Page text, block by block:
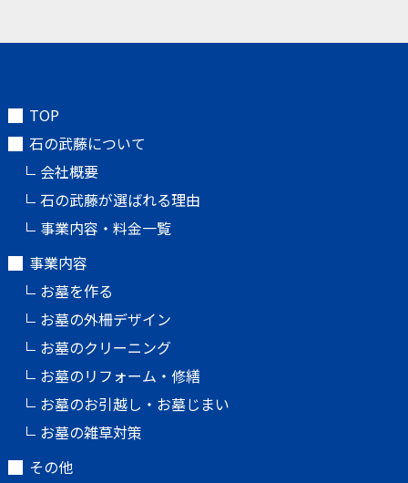
TOP
石の武藤について
会社概要
石の武藤が選ばれる理由
事業内容・料金一覧
事業内容
お墓を作る
お墓の外柵デザイン
お墓のクリーニング
お墓のリフォーム・修繕
お墓のお引越し・お墓じまい
お墓の雑草対策
その他